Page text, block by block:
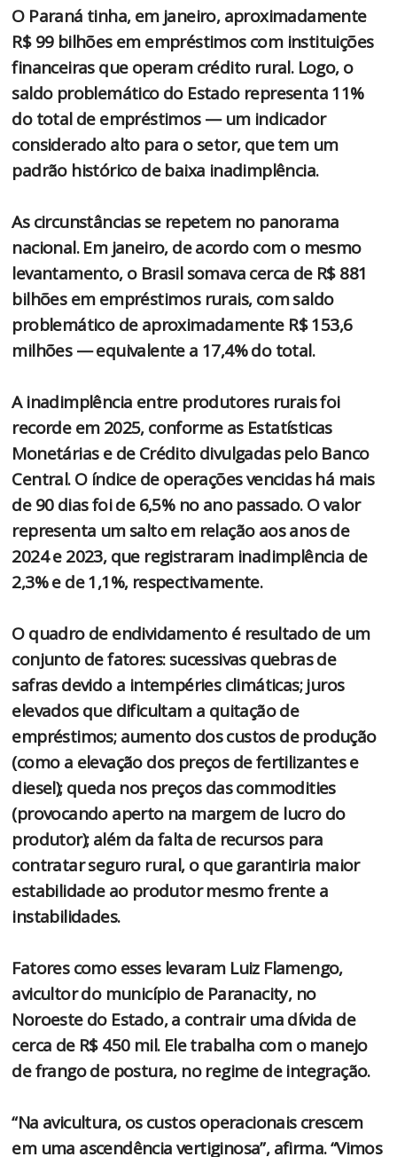
O Paraná tinha, em janeiro, aproximadamente
R$ 99 bilhões em empréstimos com instituições
financeiras que operam crédito rural. Logo, o
saldo problemático do Estado representa 11%
do total de empréstimos — um indicador
considerado alto para o setor, que tem um
padrão histórico de baixa inadimplência.
As circunstâncias se repetem no panorama
nacional. Em janeiro, de acordo com o mesmo
levantamento, o Brasil somava cerca de R$ 881
bilhões em empréstimos rurais, com saldo
problemático de aproximadamente R$ 153,6
milhões — equivalente a 17,4% do total.
A inadimplência entre produtores rurais foi
recorde em 2025, conforme as Estatísticas
Monetárias e de Crédito divulgadas pelo Banco
Central. O índice de operações vencidas há mais
de 90 dias foi de 6,5% no ano passado. O valor
representa um salto em relação aos anos de
2024 e 2023, que registraram inadimplência de
2,3% e de 1,1%, respectivamente.
O quadro de endividamento é resultado de um
conjunto de fatores: sucessivas quebras de
safras devido a intempéries climáticas; juros
elevados que dificultam a quitação de
empréstimos; aumento dos custos de produção
(como a elevação dos preços de fertilizantes e
diesel); queda nos preços das commodities
(provocando aperto na margem de lucro do
produtor); além da falta de recursos para
contratar seguro rural, o que garantiria maior
estabilidade ao produtor mesmo frente a
instabilidades.
Fatores como esses levaram Luiz Flamengo,
avicultor do município de Paranacity, no
Noroeste do Estado, a contrair uma dívida de
cerca de R$ 450 mil. Ele trabalha com o manejo
de frango de postura, no regime de integração.
“Na avicultura, os custos operacionais crescem
em uma ascendência vertiginosa”, afirma. “Vimos